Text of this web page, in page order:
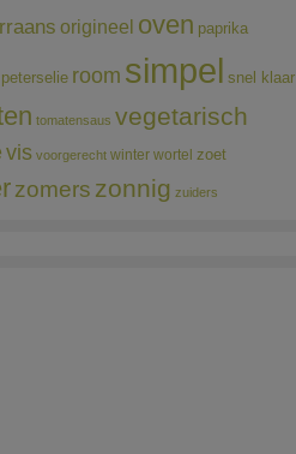
origineel oven paprika
peterselie room simpel snel klaar
tomatensaus vegetarisch
vis voorgerecht winter wortel zoet
zomers zonnig zuiders